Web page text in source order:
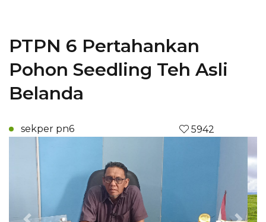
PTPN 6 Pertahankan
Pohon Seedling Teh Asli
Belanda
sekper pn6 5942